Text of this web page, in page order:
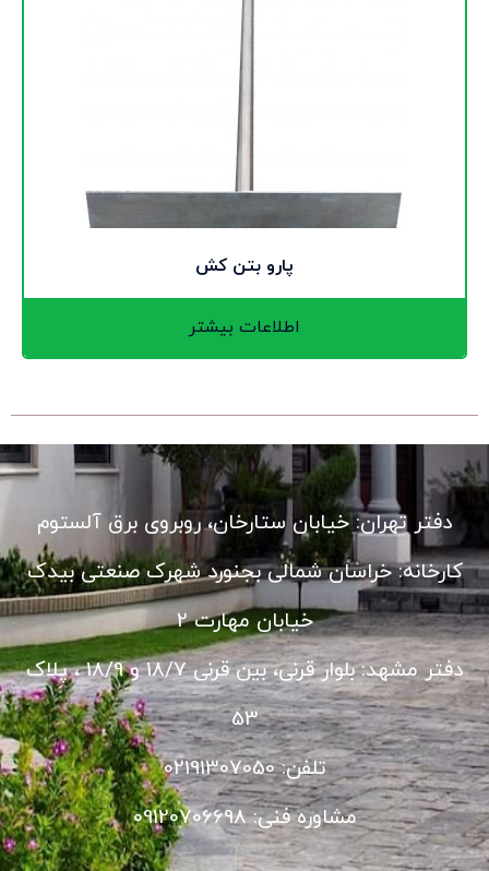
پارو بتن کش
اطلاعات بیشتر
دفتر تهران: خیابان ستارخان، روبروی برق آلستوم
کارخانه: خراسان شمالی بجنورد شهرک صنعتی بیدک
خیابان مهارت 2
دفتر مشهد: بلوار قرنی، بین قرنی 18/7 و 18/9 ، پلاک
53
تلفن: 02191307050
مشاوره فنی: 09120706698